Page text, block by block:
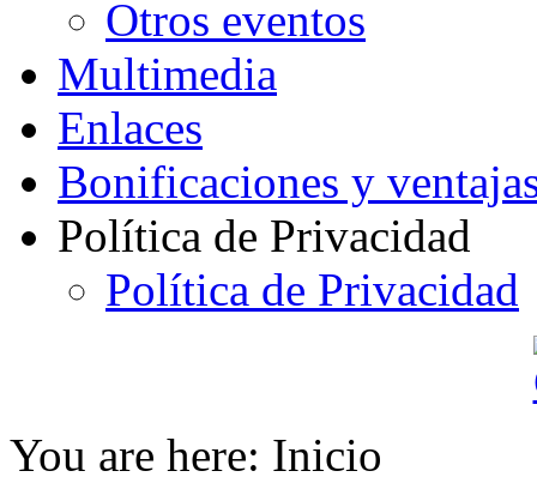
Otros eventos
Multimedia
Enlaces
Bonificaciones y
Política de Privacidad
Política de Privacidad
You are here: Inicio